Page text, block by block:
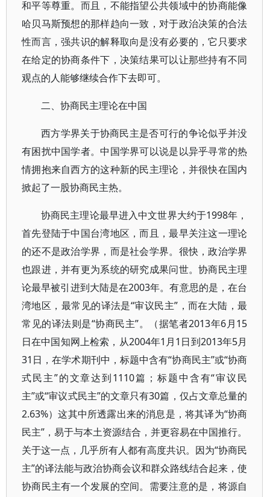
和平等尊重。而且，不能指望公共领域中的协商能像
哈贝马斯预想的那样趋向一致，对于政治决策的合法
性而言，强共识的解释取向是没有必要的，它只要求
在给定的协商条件下，决策结果可以让那些持有不同
观点的人能够继续合作下去即可。
二、协商民主理论在中国
西方学界关于协商民主是否可行的争论似乎并没
有困扰中国学者。中国学界可以说是以异乎寻常的热
情拥抱来自西方的这种新的民主理论，并很快在国内
掀起了一股协商民主热。
协商民主理论最早进入中文世界大约于1998年，
首先登陆于中国台湾地区，而且，最早关注这一理论
的还不是政治学界，而是社会学界。很快，政治学界
也跟进，并有更为系统的研究成果问世。协商民主理
论最早被引进到大陆是在2003年。有意思的是，在台
湾地区，最常见的译法是“审议民主”，而在大陆，最
常见的译法则是“协商民主”。（据笔者2013年6月15
日在中国知网上检索，从2004年1月1日到2013年5月
31日，在学术期刊中，标题中含有“协商民主”或“协商
式民主”的文章达到1110篇；标题中含有“审议民
主”或“审议式民主”的文章只有30篇，仅占文章总量的
2.63%）这其中所透露出来的消息是，将其译为“协商
民主”，易于与本土资源结合，并更容易在中国推行。
关于这一点，几乎所有人都有高度共识。因为“协商民
主”的译法能与政治协商会议和群众路线结合起来，使
协商民主有一个发展的空间。需要注意的是，将源自